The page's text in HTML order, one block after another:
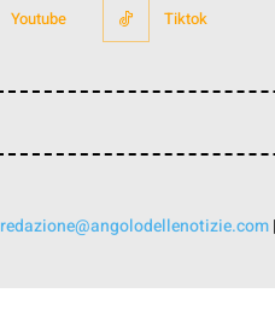
Youtube Tiktok
redazione@angolodellenotizie.com|